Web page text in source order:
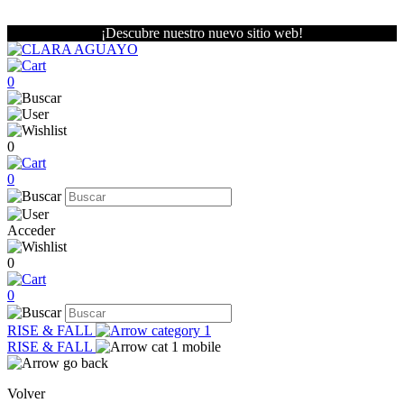
¡Descubre nuestro nuevo sitio web!
0
0
0
Acceder
0
0
RISE & FALL
RISE & FALL
Volver